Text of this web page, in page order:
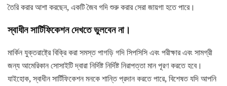
তৈরি করার আশা করছেন, একটি জৈব গদি শুরু করার সেরা জায়গা হতে পারে।
স্বাধীন সার্টিফিকেশন দেখতে ভুলবেন না।
মার্কিন যুক্তরাষ্ট্রে বিক্রি করা সমস্ত পাগড়ি গদি সিপসিসি এবং পরীক্ষার এবং সামগ্রী
জন্য আমেরিকান সোসাইটি দ্বারা নির্দিষ্ট নির্দিষ্ট নিরাপত্তা মান পূরণ করতে হবে।
যাইহোক, স্বাধীন সার্টিফিকেশন মনকে শান্তি প্রদান করতে পারে, বিশেষত যদি আপনি